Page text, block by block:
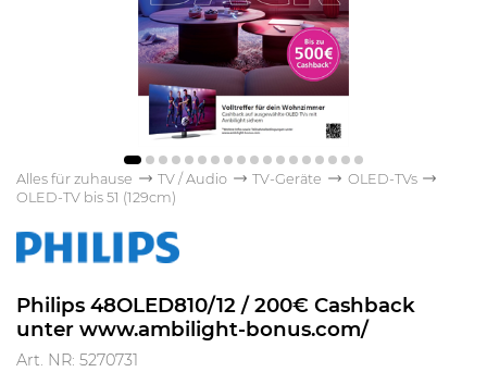
Alles für zuhause TV / Audio TV-Geräte
OLED-TVs
OLED-TV bis 51 (129cm)
Philips 48OLED810/12 / 200€ Cashback
unter www.ambilight-bonus.com/
Art. NR: 5270731